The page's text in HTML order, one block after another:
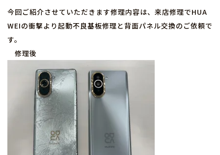
今回ご紹介させていただきます修理内容は、来店修理でHUA
WEIの衝撃より起動不良基板修理と背面パネル交換のご依頼で
す。
修理後